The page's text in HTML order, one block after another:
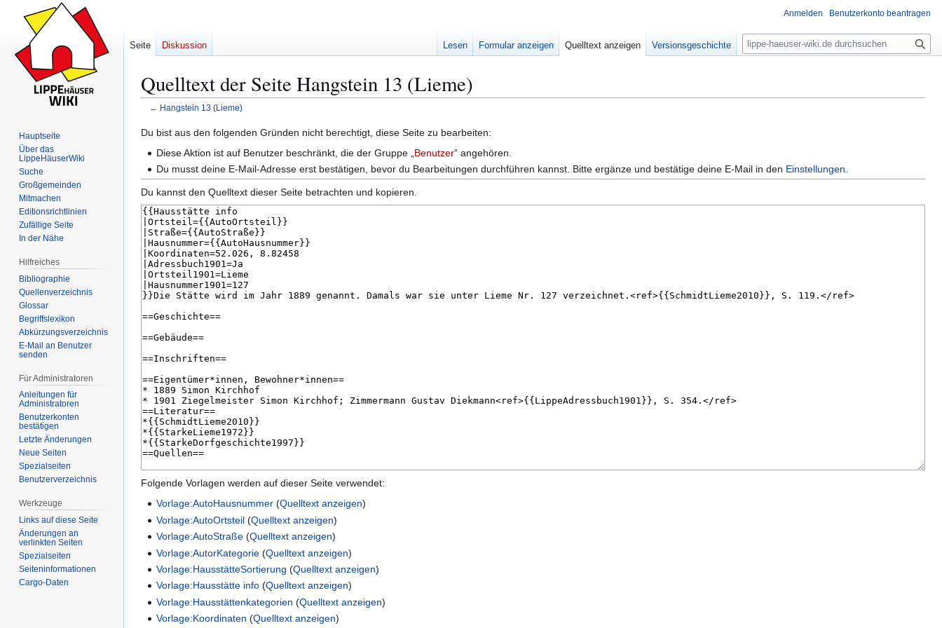
Quelltext der Seite Hangstein 13 (Lieme)
← Hangstein 13 (Lieme)
Zur
Navigation
Zur
Suche
Du bist aus den folgenden Gründen nicht berechtigt, diese Seite zu bearbeiten:
Diese Aktion ist auf Benutzer beschränkt, die der Gruppe „ Benutzer“ angehören.
Du musst deine E-Mail-Adresse erst bestätigen, bevor du Bearbeitungen durchführen kannst. Bitte ergänze und bestätige deine E-Mail in den Einstellungen
Du kannst den Quelltext dieser Seite betrachten und kopieren.
Folgende Vorlagen werden auf dieser Seite verwendet:
Vorlage:AutoHausnummer (Quelltext anzeigen)
Vorlage:AutoOrtsteil (Quelltext anzeigen)
Vorlage:AutoStraße (Quelltext anzeigen)
Vorlage:AutorKategorie (Quelltext anzeigen)
Vorlage:HausstätteSortierung (Quelltext anzeigen)
Vorlage:Hausstätte info (Quelltext anzeigen)
Vorlage:Hausstättenkategorien (Quelltext anzeigen)
Vorlage:Koordinaten (Quelltext anzeigen)
Anmelden Benutzerkonto beantragen
Seite Diskussion Lesen Formular anzeigen Quelltext anzeigen Versionsgeschichte
S
u
e
Hauptseite
Über das
LippeHäuserWiki
Suche
Großgemeinden
Mitmachen
Editionsrichtlinien
Zufällige Seite
In der Nähe
Hilfreiches
Bibliographie
Quellenverzeichnis
Glossar
Begriffslexikon
Abkürzungsverzeichnis
E-Mail an Benutzer
senden
Für Administratoren
Anleitungen für
Administratoren
Benutzerkonten
bestätigen
Letzte Änderungen
Neue Seiten
Spezialseiten
Benutzerverzeichnis
Werkzeuge
Links auf diese Seite
Änderungen an
verlinkten Seiten
Spezialseiten
Seiten­­informationen
Cargo-Daten